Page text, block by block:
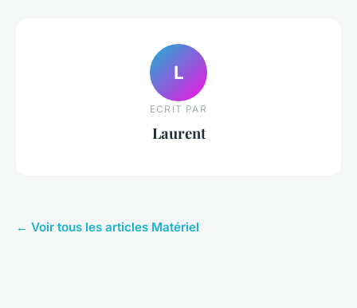
L
ECRIT PAR
Laurent
← Voir tous les articles Matériel